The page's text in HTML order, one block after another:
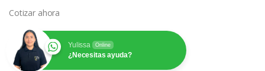
Cotizar ahora
Yulissa Online
¿Necesitas ayuda?